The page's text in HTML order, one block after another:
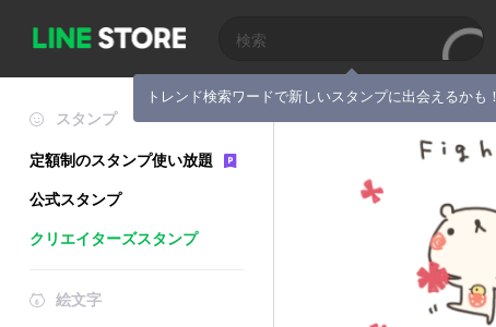
トレンド検索ワードで新しいスタンプに出会えるかも！
スタンプ
定額制のスタンプ使い放題
公式スタンプ
クリエイターズスタンプ
絵文字